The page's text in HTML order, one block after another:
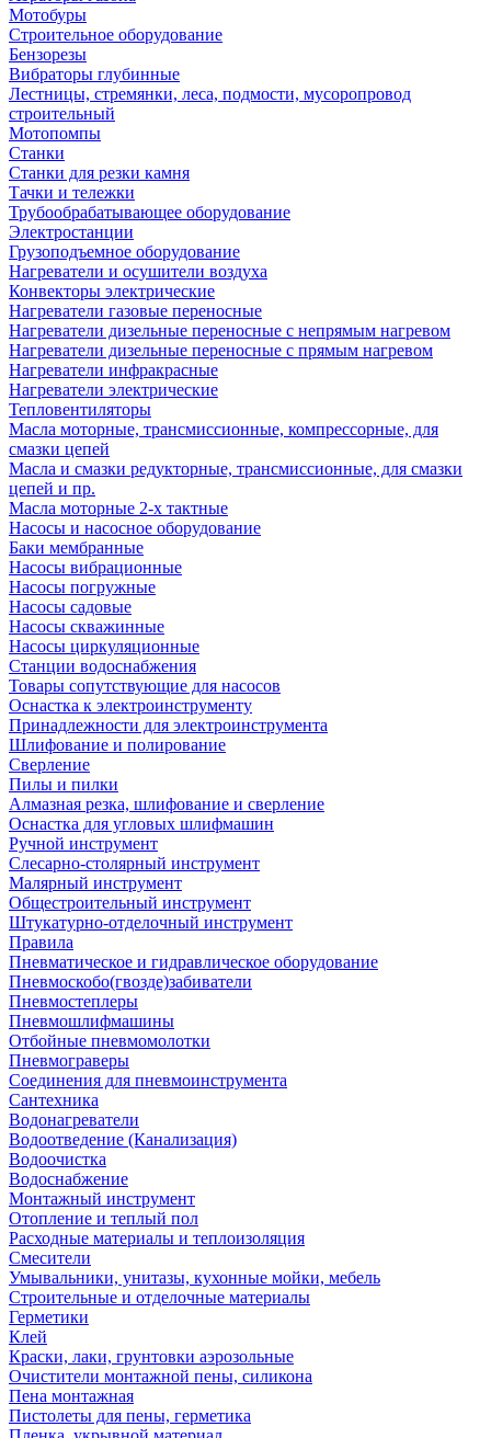
Мотобуры
Строительное оборудование
Бензорезы
Вибраторы глубинные
Лестницы, стремянки, леса, подмости, мусоропровод
строительный
Мотопомпы
Станки
Станки для резки камня
Тачки и тележки
Трубообрабатывающее оборудование
Электростанции
Грузоподъемное оборудование
Нагреватели и осушители воздуха
Конвекторы электрические
Нагреватели газовые переносные
Нагреватели дизельные переносные с непрямым нагревом
Нагреватели дизельные переносные с прямым нагревом
Нагреватели инфракрасные
Нагреватели электрические
Тепловентиляторы
Масла моторные, трансмиссионные, компрессорные, для
смазки цепей
Масла и смазки редукторные, трансмиссионные, для смазки
цепей и пр.
Масла моторные 2-х тактные
Насосы и насосное оборудование
Баки мембранные
Насосы вибрационные
Насосы погружные
Насосы садовые
Насосы скважинные
Насосы циркуляционные
Станции водоснабжения
Товары сопутствующие для насосов
Оснастка к электроинструменту
Принадлежности для электроинструмента
Шлифование и полирование
Сверление
Пилы и пилки
Алмазная резка, шлифование и сверление
Оснастка для угловых шлифмашин
Ручной инструмент
Слесарно-столярный инструмент
Малярный инструмент
Общестроительный инструмент
Штукатурно-отделочный инструмент
Правила
Пневматическое и гидравлическое оборудование
Пневмоскобо(гвозде)забиватели
Пневмостеплеры
Пневмошлифмашины
Отбойные пневмомолотки
Пневмограверы
Соединения для пневмоинструмента
Сантехника
Водонагреватели
Водоотведение (Канализация)
Водоочистка
Водоснабжение
Монтажный инструмент
Отопление и теплый пол
Расходные материалы и теплоизоляция
Смесители
Умывальники, унитазы, кухонные мойки, мебель
Строительные и отделочные материалы
Герметики
Клей
Краски, лаки, грунтовки аэрозольные
Очистители монтажной пены, силикона
Пена монтажная
Пистолеты для пены, герметика